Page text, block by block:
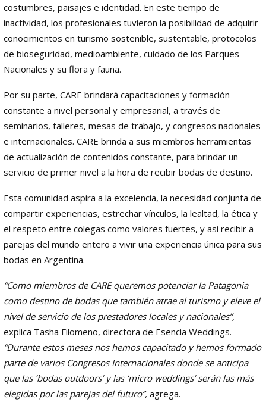
costumbres, paisajes e identidad. En este tiempo de
inactividad, los profesionales tuvieron la posibilidad de adquirir
conocimientos en turismo sostenible, sustentable, protocolos
de bioseguridad, medioambiente, cuidado de los Parques
Nacionales y su flora y fauna.
Por su parte, CARE brindará capacitaciones y formación
constante a nivel personal y empresarial, a través de
seminarios, talleres, mesas de trabajo, y congresos nacionales
e internacionales. CARE brinda a sus miembros herramientas
de actualización de contenidos constante, para brindar un
servicio de primer nivel a la hora de recibir bodas de destino.
Esta comunidad aspira a la excelencia, la necesidad conjunta de
compartir experiencias, estrechar vínculos, la lealtad, la ética y
el respeto entre colegas como valores fuertes, y así recibir a
parejas del mundo entero a vivir una experiencia única para sus
bodas en Argentina.
“Como miembros de CARE queremos potenciar la Patagonia
como destino de bodas que también atrae al turismo y eleve el
nivel de servicio de los prestadores locales y nacionales”,
explica Tasha Filomeno, directora de Esencia Weddings.
“Durante estos meses nos hemos capacitado y hemos formado
parte de varios Congresos Internacionales donde se anticipa
que las ‘bodas outdoors’ y las ‘micro weddings’ serán las más
elegidas por las parejas del futuro”, agrega.